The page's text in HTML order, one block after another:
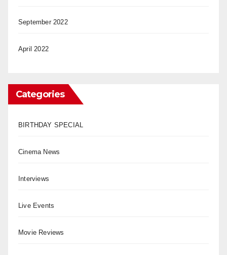
September 2022
April 2022
Categories
BIRTHDAY SPECIAL
Cinema News
Interviews
Live Events
Movie Reviews